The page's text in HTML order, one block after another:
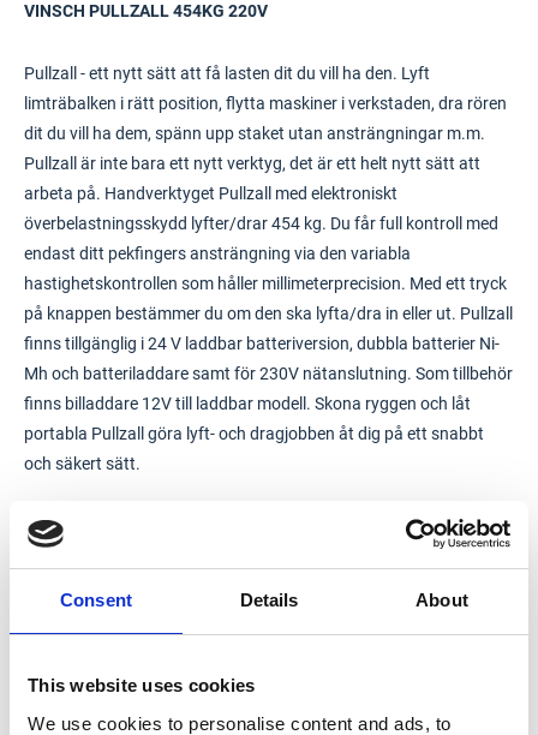
Consent Details About
This website uses cookies
We use cookies to personalise content and ads, to
VINSCH PULLZALL 454KG 220V
Pullzall - ett nytt sätt att få lasten dit du vill ha den. Lyft
limträbalken i rätt position, flytta maskiner i verkstaden, dra rören
dit du vill ha dem, spänn upp staket utan ansträngningar m.m.
Pullzall är inte bara ett nytt verktyg, det är ett helt nytt sätt att
arbeta på. Handverktyget Pullzall med elektroniskt
överbelastningsskydd lyfter/drar 454 kg. Du får full kontroll med
endast ditt pekfingers ansträngning via den variabla
hastighetskontrollen som håller millimeterprecision. Med ett tryck
på knappen bestämmer du om den ska lyfta/dra in eller ut. Pullzall
finns tillgänglig i 24 V laddbar batteriversion, dubbla batterier Ni-
Mh och batteriladdare samt för 230V nätanslutning. Som tillbehör
finns billaddare 12V till laddbar modell. Skona ryggen och låt
portabla Pullzall göra lyft- och dragjobben åt dig på ett snabbt
och säkert sätt.
Dokument
Användarhandbok